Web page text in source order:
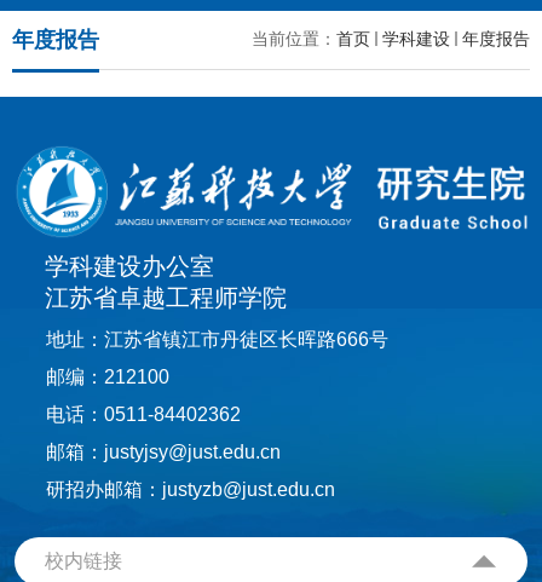
当前位置： 首页 学科建设 年度报告
年度报告
学科建设办公室
江苏省卓越工程师学院
地址：江苏省镇江市丹徒区长晖路666号
邮编：212100
电话：0511-84402362
邮箱：justyjsy@just.edu.cn
研招办邮箱：justyzb@just.edu.cn
校内链接